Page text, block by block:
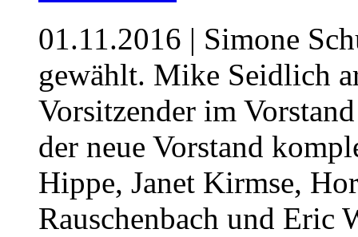
01.11.2016 | Simone
gewählt. Mike Seidlich
Vorsitzender im
der neue Vorstand
Hippe, Janet Kirmse,
Rauschenbach und Eric